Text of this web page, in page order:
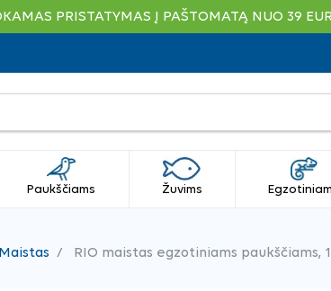
PRISTATYMAS Į PAŠTOMATĄ NUO 39 EUR
Paukščiams Žuvims
Maistas RIO maistas egzotiniams paukščiams,